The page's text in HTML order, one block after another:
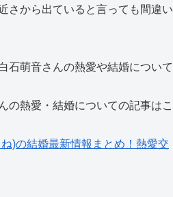
さから出ていると言っても間違い
石萌音さんの熱愛や結婚について
の熱愛・結婚についての記事はこ
)の結婚最新情報まとめ！熱愛交